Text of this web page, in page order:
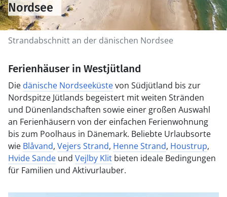
Strandabschnitt an der dänischen Nordsee
Nordsee
Ferienhäuser in Westjütland
Die dänische Nordseeküstevon Südjütland bis zur
Nordspitze Jütlands begeistert mit weiten Stränden
und Dünenlandschaften sowie einer großen Auswahl
an Ferienhäusern von der einfachen Ferienwohnung
bis zum Poolhaus in Dänemark. Beliebte Urlaubsorte
wie Blåvand, Vejers Strand, Henne Strand, Houstrup,
Hvide Sande und Vejlby Klit bieten ideale Bedingungen
für Familien und Aktivurlauber.